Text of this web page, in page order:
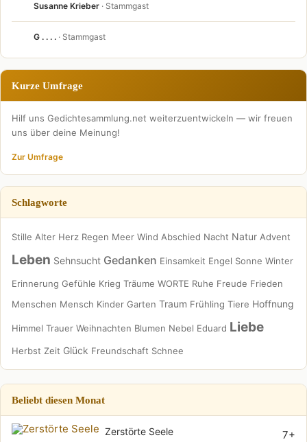
Susanne Krieber · Stammgast
G . . . . · Stammgast
Kurze Umfrage
Hilf uns Gedichtesammlung.net weiterzuentwickeln — wir freuen
uns über deine Meinung!
Zur Umfrage
Schlagworte
Stille Alter Herz Regen Meer Wind Abschied Nacht Natur Advent
Leben Sehnsucht Gedanken Einsamkeit Engel Sonne Winter
Erinnerung Gefühle Krieg Träume WORTE Ruhe Freude Frieden
Menschen Mensch Kinder Garten Traum Frühling Tiere Hoffnung
Himmel Trauer Weihnachten Blumen Nebel Eduard Liebe
Herbst Zeit Glück Freundschaft Schnee
Beliebt diesen Monat
7+
Zerstörte Seele